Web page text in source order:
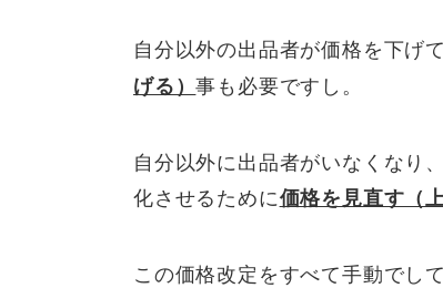
自分以外の出品者が価格を下げ
げる）事も必要ですし。
自分以外に出品者がいなくなり
化させるために価格を見直す（
この価格改定をすべて手動でし